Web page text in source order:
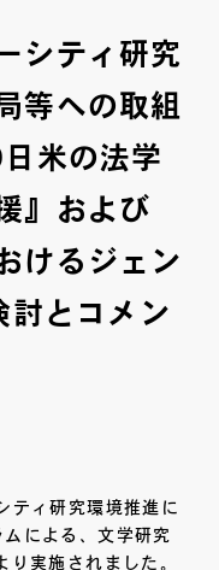
シティ研究
等への取組
米の法学
』および
けるジェン
討とコメン
ティ研究環境推進に
による、文学研究
り実施されました。